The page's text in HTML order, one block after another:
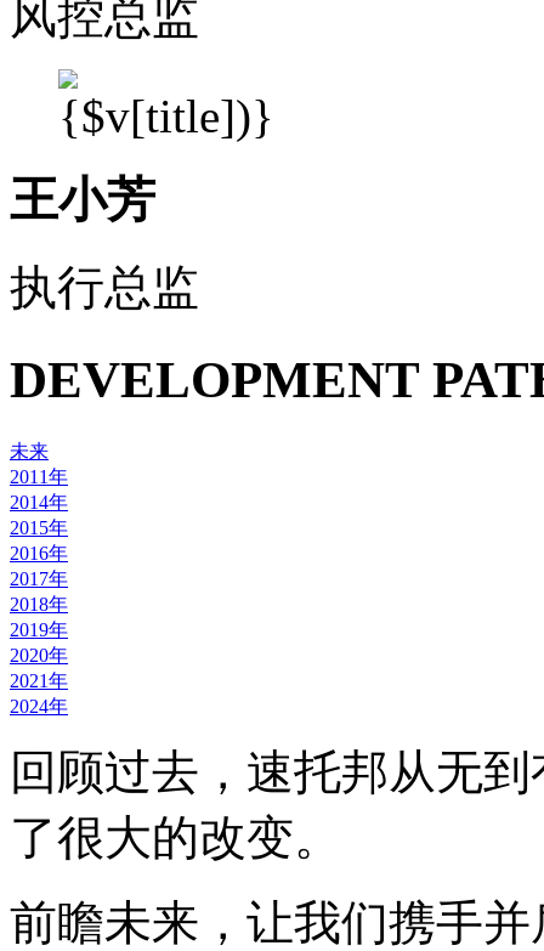
风控总监
王小芳
执行总监
DEVELOPMENT
未来
2011年
2014年
2015年
2016年
2017年
2018年
2019年
2020年
2021年
2024年
回顾过去，速托邦从无
了很大的改变。
前瞻未来，让我们携手